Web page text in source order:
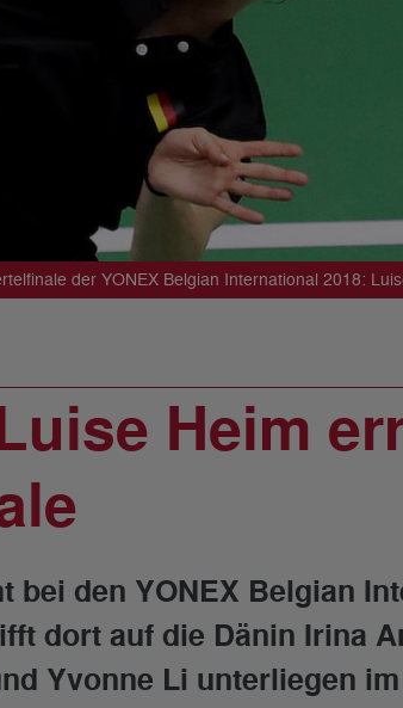
der YONEX Belgian International 2018:
Heim
bei den YONEX Belgian
dort auf die Dänin Irina
Yvonne Li unterliegen